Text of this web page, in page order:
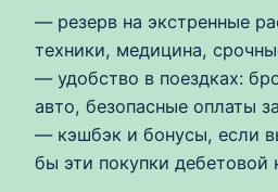
— резерв на экстренные
техники, медицина,
— удобство в поездках:
авто, безопасные оплаты
— кэшбэк и бонусы, если
бы эти покупки дебетовой